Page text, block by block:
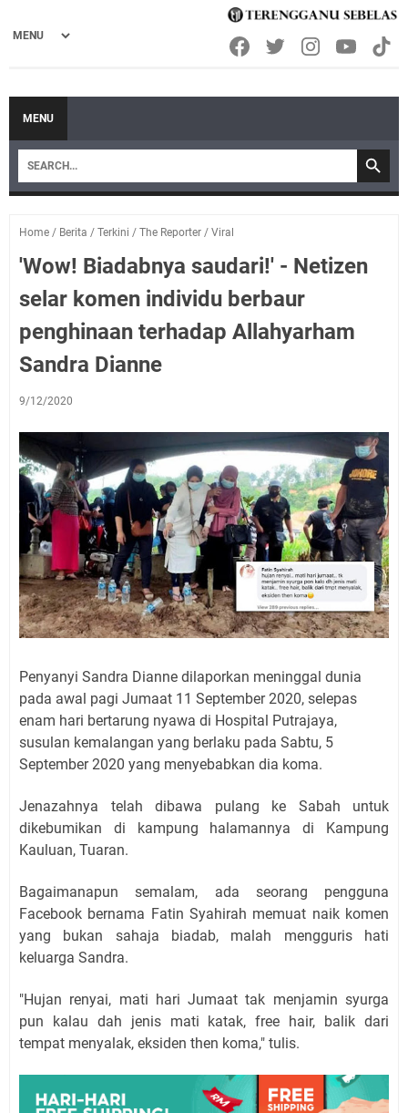
MENU
Home / Berita / Terkini / The Reporter / Viral
'Wow! Biadabnya saudari!' - Netizen
selar komen individu berbaur
penghinaan terhadap Allahyarham
Sandra Dianne
9/12/2020
Penyanyi Sandra Dianne dilaporkan meninggal dunia
pada awal pagi Jumaat 11 September 2020, selepas
enam hari bertarung nyawa di Hospital Putrajaya,
susulan kemalangan yang berlaku pada Sabtu, 5
September 2020 yang menyebabkan dia koma.
Jenazahnya telah dibawa pulang ke Sabah untuk
dikebumikan di kampung halamannya di Kampung
Kauluan, Tuaran.
Bagaimanapun semalam, ada seorang pengguna
Facebook bernama Fatin Syahirah memuat naik komen
yang bukan sahaja biadab, malah mengguris hati
keluarga Sandra.
"Hujan renyai, mati hari Jumaat tak menjamin syurga
pun kalau dah jenis mati katak, free hair, balik dari
tempat menyalak, eksiden then koma," tulis.